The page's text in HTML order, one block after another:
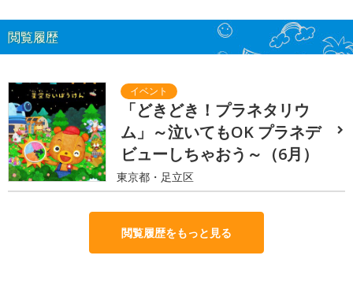
閲覧履歴
「どきどき！プラネタリウ
ム」～泣いてもOK プラネデ
ビューしちゃおう～（6月）
東京都・足立区
閲覧履歴をもっと見る